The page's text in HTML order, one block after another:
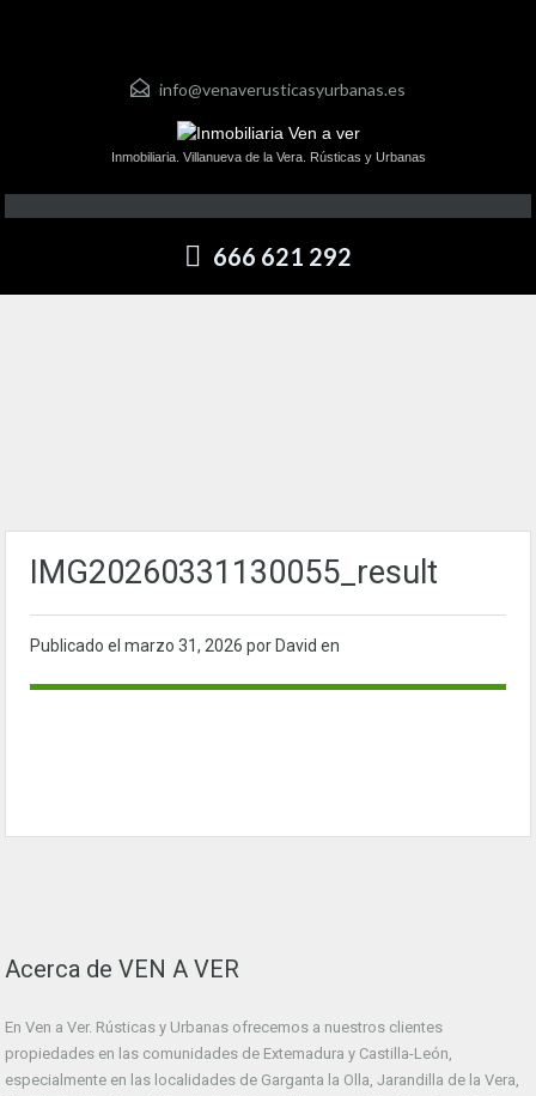
info@venaverusticasyurbanas.es
Inmobiliaria. Villanueva de la Vera. Rústicas y Urbanas
666 621 292
IMG20260331130055_result
Publicado el marzo 31, 2026 por David en
Acerca de VEN A VER
En Ven a Ver. Rústicas y Urbanas ofrecemos a nuestros clientes
propiedades en las comunidades de Extemadura y Castilla-León,
especialmente en las localidades de Garganta la Olla, Jarandilla de la Vera,